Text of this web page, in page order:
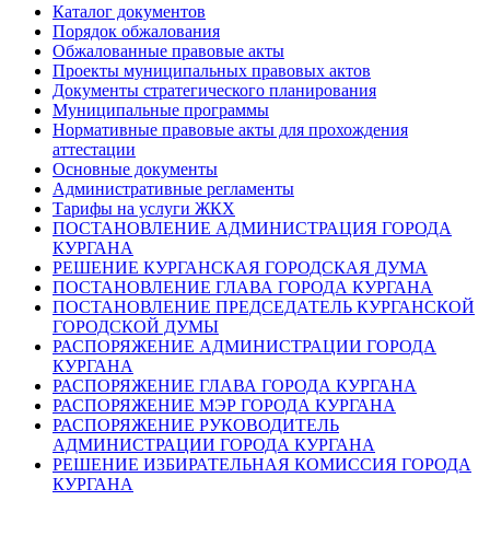
Каталог документов
Порядок обжалования
Обжалованные правовые акты
Проекты муниципальных правовых актов
Документы стратегического планирования
Муниципальные программы
Нормативные правовые акты для прохождения
аттестации
Основные документы
Административные регламенты
Тарифы на услуги ЖКХ
ПОСТАНОВЛЕНИЕ АДМИНИСТРАЦИЯ ГОРОДА
КУРГАНА
РЕШЕНИЕ КУРГАНСКАЯ ГОРОДСКАЯ ДУМА
ПОСТАНОВЛЕНИЕ ГЛАВА ГОРОДА КУРГАНА
ПОСТАНОВЛЕНИЕ ПРЕДСЕДАТЕЛЬ КУРГАНСКОЙ
ГОРОДСКОЙ ДУМЫ
РАСПОРЯЖЕНИЕ АДМИНИСТРАЦИИ ГОРОДА
КУРГАНА
РАСПОРЯЖЕНИЕ ГЛАВА ГОРОДА КУРГАНА
РАСПОРЯЖЕНИЕ МЭР ГОРОДА КУРГАНА
РАСПОРЯЖЕНИЕ РУКОВОДИТЕЛЬ
АДМИНИСТРАЦИИ ГОРОДА КУРГАНА
РЕШЕНИЕ ИЗБИРАТЕЛЬНАЯ КОМИССИЯ ГОРОДА
КУРГАНА